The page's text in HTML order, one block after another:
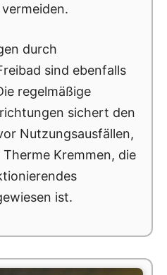
durch
sind ebenfalls
regelmäßige
sichert den
Nutzungsausfällen,
Kremmen, die
ist.